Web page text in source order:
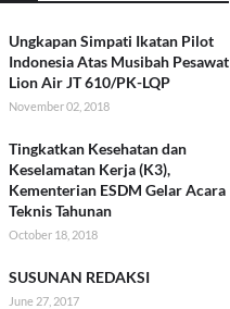
Ungkapan Simpati Ikatan Pilot
Indonesia Atas Musibah Pesawat
Lion Air JT 610/PK-LQP
November 02, 2018
Tingkatkan Kesehatan dan
Keselamatan Kerja (K3),
Kementerian ESDM Gelar Acara
Teknis Tahunan
October 18, 2018
SUSUNAN REDAKSI
June 27, 2017